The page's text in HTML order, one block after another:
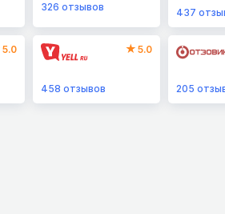
326 отзывов 437
5.0 5.0
458 отзывов 205